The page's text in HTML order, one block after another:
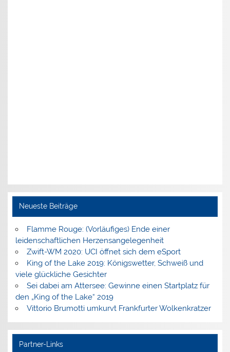
Neueste Beiträge
Flamme Rouge: (Vorläufiges) Ende einer
leidenschaftlichen Herzensangelegenheit
Zwift-WM 2020: UCI öffnet sich dem eSport
King of the Lake 2019: Königswetter, Schweiß und
viele glückliche Gesichter
Sei dabei am Attersee: Gewinne einen Startplatz für
den „King of the Lake“ 2019
Vittorio Brumotti umkurvt Frankfurter Wolkenkratzer
Partner-Links